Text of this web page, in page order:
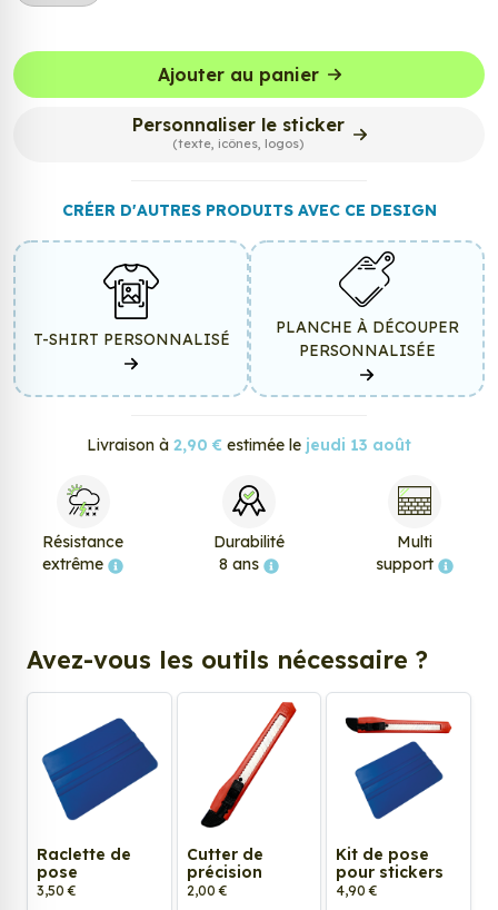
Ajouter au panier
Personnaliser le sticker
(texte, icônes, logos)
CRÉER D'AUTRES PRODUITS AVEC CE DESIGN
T-SHIRT PERSONNALISÉ
PLANCHE À DÉCOUPER
PERSONNALISÉE
Livraison à 2,90 € estimée le jeudi 13 août
Résistance
extrême
Durabilité
8 ans
Multi
support
Avez-vous les outils nécessaire ?
Raclette de
pose
3,50 €
Cutter de
précision
2,00 €
Kit de pose
pour stickers
4,90 €